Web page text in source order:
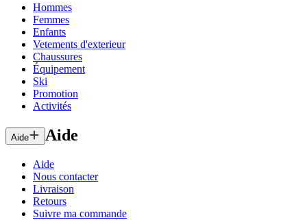
Hommes
Femmes
Enfants
Vetements d'exterieur
Chaussures
Équipement
Ski
Promotion
Activités
Aide Aide
Aide
Nous contacter
Livraison
Retours
Suivre ma commande